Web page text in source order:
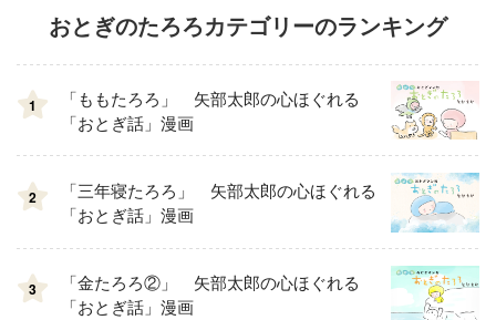
おとぎのたろろカテゴリーのランキング
1
「ももたろろ」 矢部太郎の心ほぐれる
「おとぎ話」漫画
2
「三年寝たろろ」 矢部太郎の心ほぐれる
「おとぎ話」漫画
3
「金たろろ②」 矢部太郎の心ほぐれる
「おとぎ話」漫画